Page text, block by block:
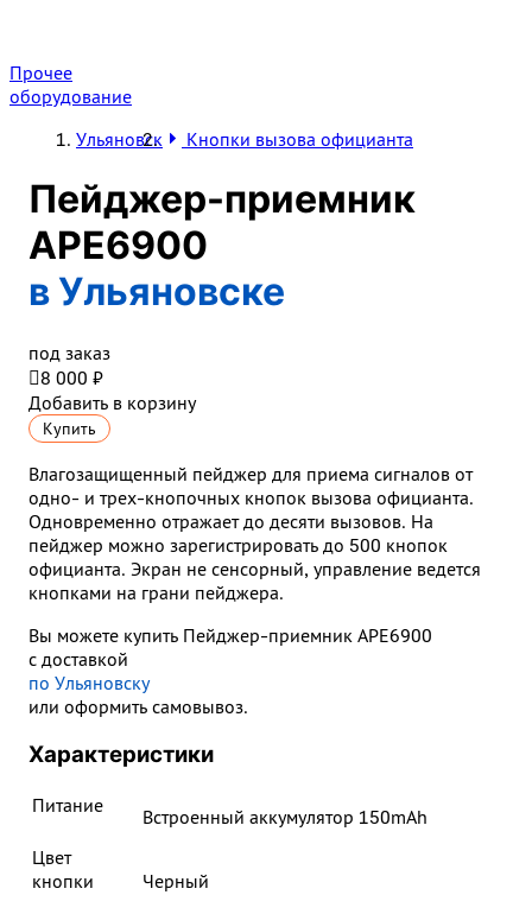
Прочее
оборудование
Ульяновск
Кнопки вызова официанта
Пейджер-приемник
АРЕ6900
в Ульяновске
под заказ
8 000 ₽
Добавить в корзину
Купить
Влагозащищенный пейджер для приема сигналов от
одно- и трех-кнопочных кнопок вызова официанта.
Одновременно отражает до десяти вызовов. На
пейджер можно зарегистрировать до 500 кнопок
официанта. Экран не сенсорный, управление ведется
кнопками на грани пейджера.
Вы можете купить Пейджер-приемник АРЕ6900
с доставкой
по Ульяновску
или оформить самовывоз.
Характеристики
Питание
Встроенный аккумулятор 150mAh
Цвет
кнопки
Черный